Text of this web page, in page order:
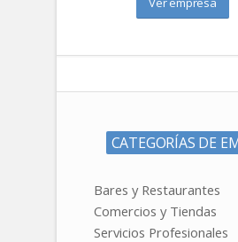
CATEGORÍAS DE
Bares y Restaurantes
Comercios y Tiendas
Servicios Profesionales